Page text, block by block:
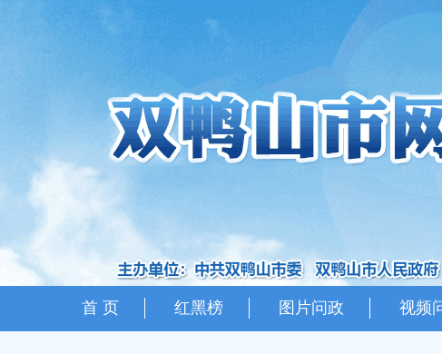
首 页 红黑榜 图片问政 视频